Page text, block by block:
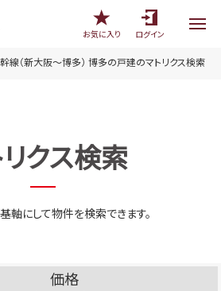
お気に入り
ログイン
線（新大阪～博多） 博多の戸建のマトリクス検索
クス検索
軸にして物件を検索できます。
価格